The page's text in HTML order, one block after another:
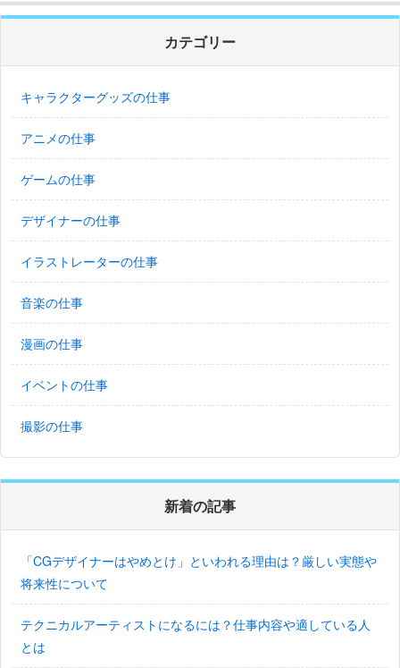
カテゴリー
キャラクターグッズの仕事
アニメの仕事
ゲームの仕事
デザイナーの仕事
イラストレーターの仕事
音楽の仕事
漫画の仕事
イベントの仕事
撮影の仕事
新着の記事
「CGデザイナーはやめとけ」といわれる理由は？厳しい実態や
将来性について
テクニカルアーティストになるには？仕事内容や適している人
とは